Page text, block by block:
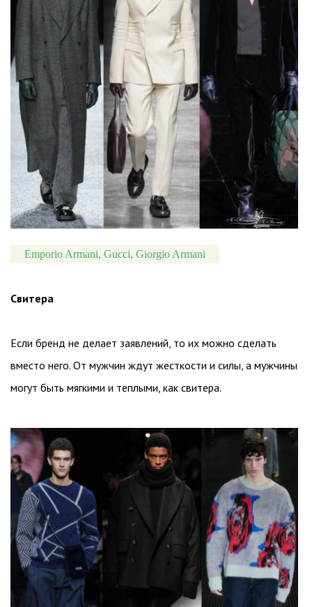
Emporio Armani, Gucci, Giorgio Armani
Свитера
Если бренд не делает заявлений, то их можно сделать
вместо него. От мужчин ждут жесткости и силы, а мужчины
могут быть мягкими и теплыми, как свитера.